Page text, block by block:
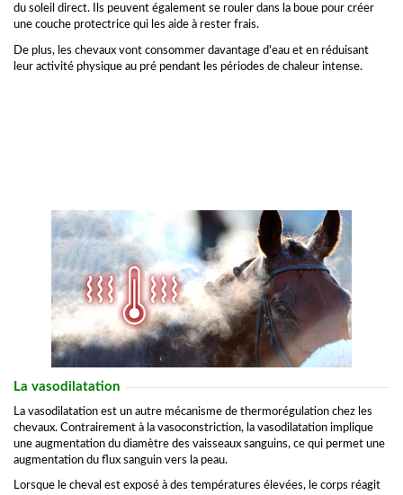
du soleil direct. Ils peuvent également se rouler dans la boue pour créer
une couche protectrice qui les aide à rester frais.
De plus, les chevaux vont consommer davantage d'eau et en réduisant
leur activité physique au pré pendant les périodes de chaleur intense.
La vasodilatation
La vasodilatation est un autre mécanisme de thermorégulation chez les
chevaux. Contrairement à la vasoconstriction, la vasodilatation implique
une augmentation du diamètre des vaisseaux sanguins, ce qui permet une
augmentation du flux sanguin vers la peau.
Lorsque le cheval est exposé à des températures élevées, le corps réagit